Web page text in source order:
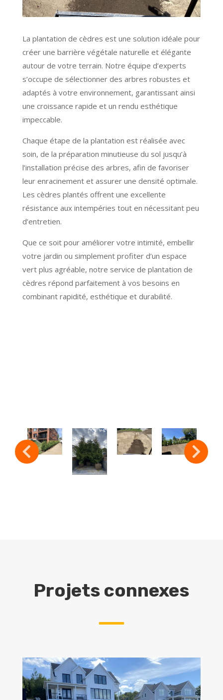
La plantation de cèdres est une solution idéale pour
créer une barrière végétale naturelle et élégante
autour de votre terrain. Notre équipe d’experts
s’occupe de sélectionner des arbres robustes et
adaptés à votre environnement, garantissant ainsi
une croissance rapide et un rendu esthétique
impeccable.
Chaque étape de la plantation est réalisée avec
soin, de la préparation minutieuse du sol jusqu’à
l’installation précise des arbres, afin de favoriser
leur enracinement et assurer une densité optimale.
Les cèdres plantés offrent une excellente
résistance aux intempéries tout en nécessitant peu
d’entretien.
Que ce soit pour améliorer votre intimité, embellir
votre jardin ou simplement profiter d’un espace
vert plus agréable, notre service de plantation de
cèdres répond parfaitement à vos besoins en
combinant rapidité, esthétique et durabilité.
Projets connexes